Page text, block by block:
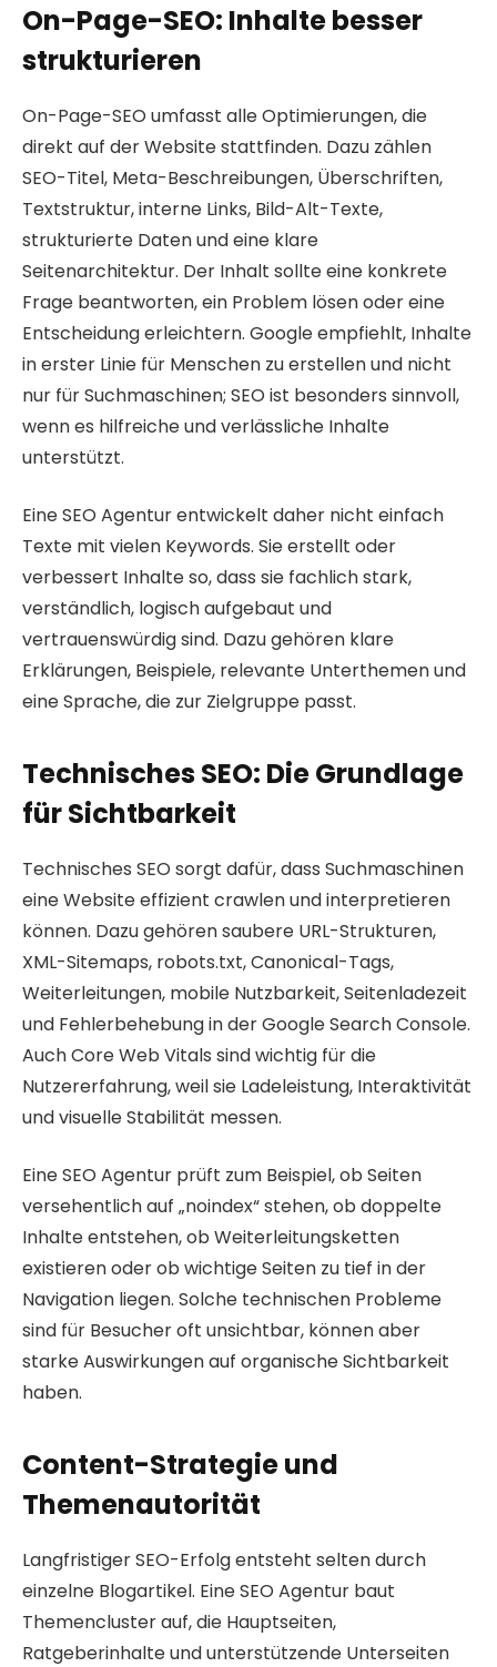
On-Page-SEO: Inhalte besser
strukturieren
On-Page-SEO umfasst alle Optimierungen, die
direkt auf der Website stattfinden. Dazu zählen
SEO-Titel, Meta-Beschreibungen, Überschriften,
Textstruktur, interne Links, Bild-Alt-Texte,
strukturierte Daten und eine klare
Seitenarchitektur. Der Inhalt sollte eine konkrete
Frage beantworten, ein Problem lösen oder eine
Entscheidung erleichtern. Google empfiehlt, Inhalte
in erster Linie für Menschen zu erstellen und nicht
nur für Suchmaschinen; SEO ist besonders sinnvoll,
wenn es hilfreiche und verlässliche Inhalte
unterstützt.
Eine SEO Agentur entwickelt daher nicht einfach
Texte mit vielen Keywords. Sie erstellt oder
verbessert Inhalte so, dass sie fachlich stark,
verständlich, logisch aufgebaut und
vertrauenswürdig sind. Dazu gehören klare
Erklärungen, Beispiele, relevante Unterthemen und
eine Sprache, die zur Zielgruppe passt.
Technisches SEO: Die Grundlage
für Sichtbarkeit
Technisches SEO sorgt dafür, dass Suchmaschinen
eine Website effizient crawlen und interpretieren
können. Dazu gehören saubere URL-Strukturen,
XML-Sitemaps, robots.txt, Canonical-Tags,
Weiterleitungen, mobile Nutzbarkeit, Seitenladezeit
und Fehlerbehebung in der Google Search Console.
Auch Core Web Vitals sind wichtig für die
Nutzererfahrung, weil sie Ladeleistung, Interaktivität
und visuelle Stabilität messen.
Eine SEO Agentur prüft zum Beispiel, ob Seiten
versehentlich auf „noindex“ stehen, ob doppelte
Inhalte entstehen, ob Weiterleitungsketten
existieren oder ob wichtige Seiten zu tief in der
Navigation liegen. Solche technischen Probleme
sind für Besucher oft unsichtbar, können aber
starke Auswirkungen auf organische Sichtbarkeit
haben.
Content-Strategie und
Themenautorität
Langfristiger SEO-Erfolg entsteht selten durch
einzelne Blogartikel. Eine SEO Agentur baut
Themencluster auf, die Hauptseiten,
Ratgeberinhalte und unterstützende Unterseiten